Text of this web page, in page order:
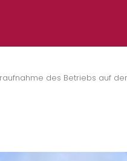
des Betriebs auf den